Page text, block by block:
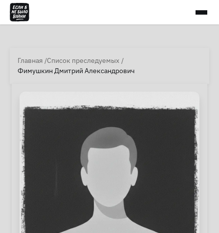
Главная Список преследуемых
Фимушкин Дмитрий Александрович